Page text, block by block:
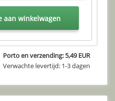
aan winkelwagen
Porto en verzending: 5,49 EUR
Verwachte levertijd: 1-3 dagen